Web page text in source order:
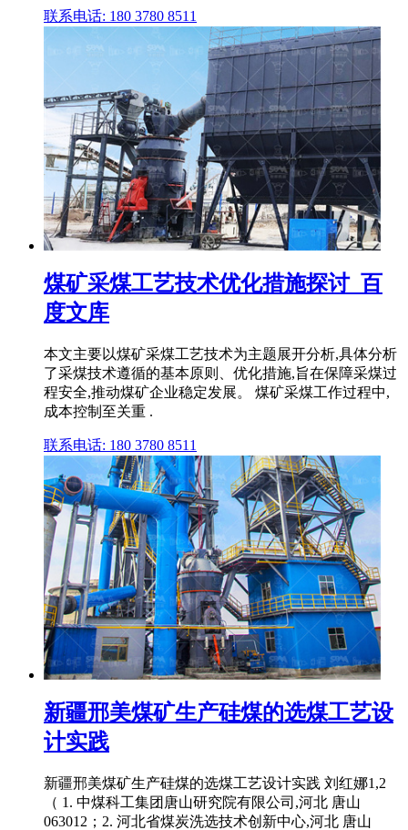
联系电话: 180 3780 8511
煤矿采煤工艺技术优化措施探讨_百
度文库
本文主要以煤矿采煤工艺技术为主题展开分析,具体分析
了采煤技术遵循的基本原则、优化措施,旨在保障采煤过
程安全,推动煤矿企业稳定发展。 煤矿采煤工作过程中,
成本控制至关重 .
联系电话: 180 3780 8511
新疆邢美煤矿生产硅煤的选煤工艺设
计实践
新疆邢美煤矿生产硅煤的选煤工艺设计实践 刘红娜1,2
（ 1. 中煤科工集团唐山研究院有限公司,河北 唐山
063012；2. 河北省煤炭洗选技术创新中心,河北 唐山